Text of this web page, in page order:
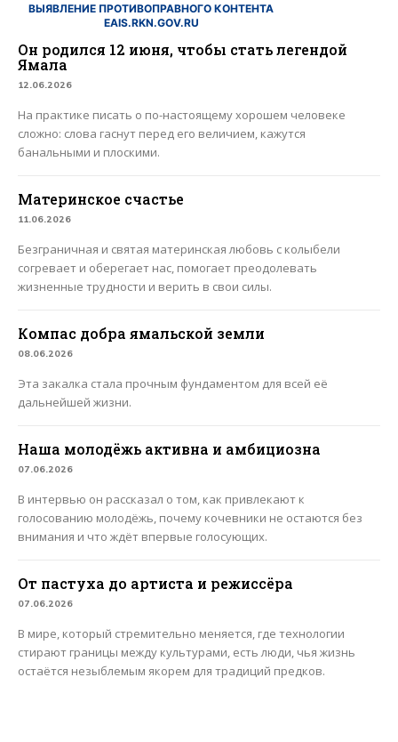
ВЫЯВЛЕНИЕ ПРОТИВОПРАВНОГО КОНТЕНТА
EAIS.RKN.GOV.RU
Он родился 12 июня, чтобы стать легендой
Ямала
12.06.2026
На практике писать о по-настоящему хорошем человеке
сложно: слова гаснут перед его величием, кажутся
банальными и плоскими.
Материнское счастье
11.06.2026
Безграничная и святая материнская любовь с колыбели
согревает и оберегает нас, помогает преодолевать
жизненные трудности и верить в свои силы.
Компас добра ямальской земли
08.06.2026
Эта закалка стала прочным фундаментом для всей её
дальнейшей жизни.
Наша молодёжь активна и амбициозна
07.06.2026
В интервью он рассказал о том, как привлекают к
голосованию молодёжь, почему кочевники не остаются без
внимания и что ждёт впервые голосующих.
От пастуха до артиста и режиссёра
07.06.2026
В мире, который стремительно меняется, где технологии
стирают границы между культурами, есть люди, чья жизнь
остаётся незыблемым якорем для традиций предков.